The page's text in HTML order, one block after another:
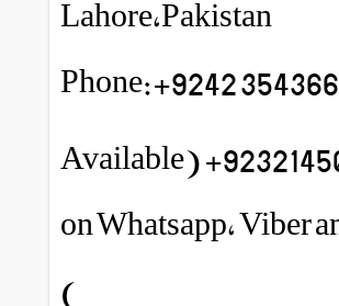
Lahore,Pakistan
Phone:+9242
923214507000+ (Available
on Whatsapp, Viber
)